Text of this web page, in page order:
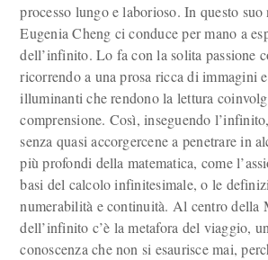
processo lungo e laborioso. In questo
Eugenia Cheng ci conduce per mano a
dell’infinito. Lo fa con la solita passione
ricorrendo a una prosa ricca di immagini
illuminanti che rendono la lettura
comprensione. Così, inseguendo
senza quasi accorgercene a penetrare in
più profondi della matematica, come
basi del calcolo infinitesimale, o le
numerabilità e continuità. Al centro della
dell’infinito c’è la metafora del viaggio,
conoscenza che non si esaurisce mai,